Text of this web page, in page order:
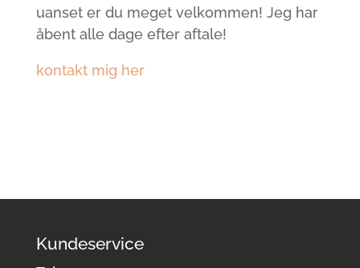
uanset er du meget velkommen! Jeg har
åbent alle dage efter aftale!
kontakt mig her
Kundeservice